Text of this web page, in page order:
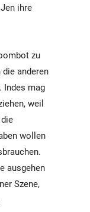
ihre
zu
anderen
Indes mag
weil
wollen
ausgehen
Szene,